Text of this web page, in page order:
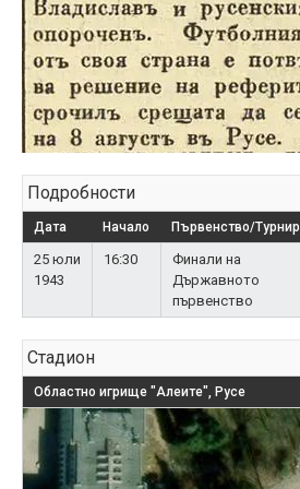
Подробности
Дата Начало Първенство/Турнир
25 юли
1943
16:30
Финали на
Държавното
първенство
Стадион
Областно игрище "Алеите", Русе